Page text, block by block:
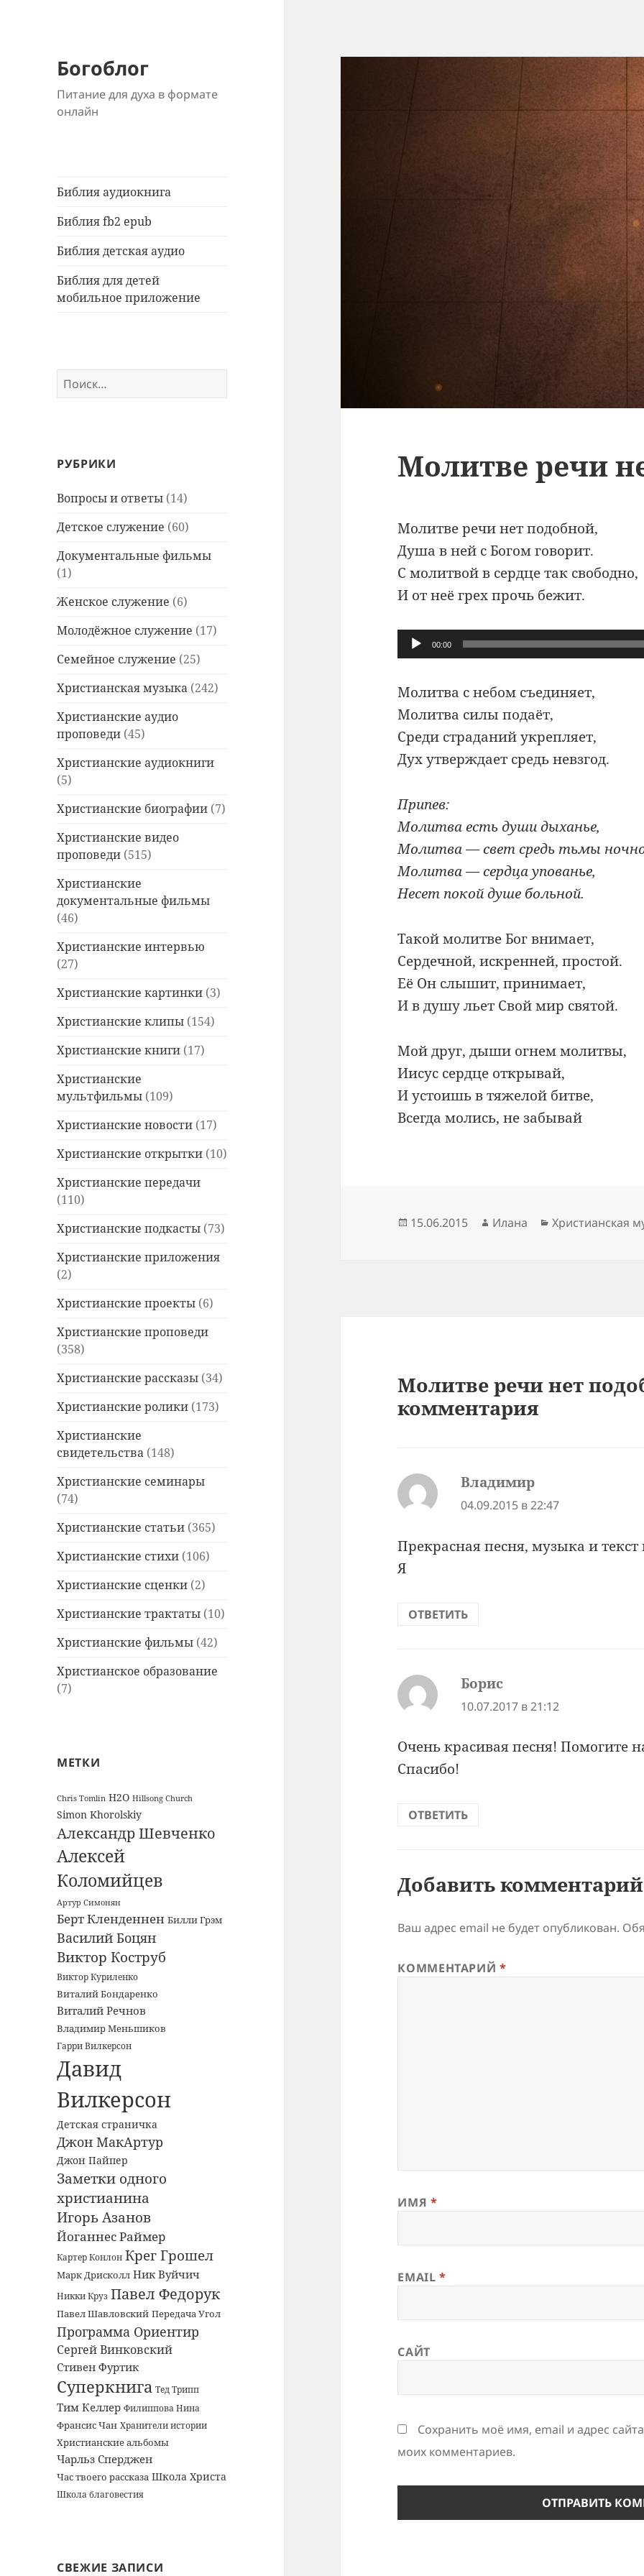
Богоблог
Питание для духа в формате
онлайн
Библия аудиокнига
Библия fb2 epub
Библия детская аудио
Библия для детей
мобильное приложение
Найти:
РУБРИКИ
Вопросы и ответы (14)
Детское служение (60)
Документальные фильмы
(1)
Женское служение (6)
Молодёжное служение (17)
Семейное служение (25)
Христианская музыка (242)
Христианские аудио
проповеди (45)
Христианские аудиокниги
(5)
Христианские биографии (7)
Христианские видео
проповеди (515)
Христианские
документальные фильмы
(46)
Христианские интервью
(27)
Христианские картинки (3)
Христианские клипы (154)
Христианские книги (17)
Христианские
мультфильмы (109)
Христианские новости (17)
Христианские открытки (10)
Христианские передачи
(110)
Христианские подкасты (73)
Христианские приложения
(2)
Христианские проекты (6)
Христианские проповеди
(358)
Христианские рассказы (34)
Христианские ролики (173)
Христианские
свидетельства (148)
Христианские семинары
(74)
Христианские статьи (365)
Христианские стихи (106)
Христианские сценки (2)
Христианские трактаты (10)
Христианские фильмы (42)
Христианское образование
(7)
МЕТКИ
Chris Tomlin H2O Hillsong Church
Simon Khorolskiy
Александр Шевченко
Алексей
Коломийцев
Артур Симонян
Берт Кленденнен Билли Грэм
Василий Боцян
Виктор Коструб
Виктор Куриленко
Виталий Бондаренко
Виталий Речнов
Владимир Меньшиков
Гарри Вилкерсон
Давид
Вилкерсон
Детская страничка
Джон МакАртур
Джон Пайпер
Заметки одного
христианина
Игорь Азанов
Йоганнес Раймер
Картер Конлон Крег Грошел
Марк Дрисколл Ник Вуйчич
Никки Круз Павел Федорук
Павел Шавловский Передача Угол
Программа Ориентир
Сергей Винковский
Стивен Фуртик
Суперкнига Тед Трипп
Тим Келлер Филиппова Нина
Франсис Чан Хранители истории
Христианские альбомы
Чарльз Сперджен
Час твоего рассказа Школа Христа
Школа благовестия
СВЕЖИЕ ЗАПИСИ
Молитве речи
Молитве речи нет подобной,
Душа в ней с Богом говорит.
С молитвой в сердце так свободно,
И от неё грех прочь бежит.
Аудиоплеер
00:00
Молитва с небом съединяет,
Молитва силы подаёт,
Среди страданий укрепляет,
Дух утверждает средь невзгод.
Припев:
Молитва есть души дыханье,
Молитва — свет средь тьмы
Молитва — сердца упованье,
Несет покой душе больной.
Такой молитве Бог внимает,
Сердечной, искренней, простой.
Её Он слышит, принимает,
И в душу льет Свой мир святой.
Мой друг, дыши огнем молитвы,
Иисус сердце открывай,
И устоишь в тяжелой битве,
Всегда молись, не забывай
Опубликовано
15.06.2015 Автор
Илана Рубрики
Христианская
Молитве речи нет
комментария
Владимир
04.09.2015 в 22:47
Прекрасная песня, музыка и текст
Я
ОТВЕТИТЬ
Борис
10.07.2017 в 21:12
Очень красивая песня! Помогите
Спасибо!
ОТВЕТИТЬ
Добавить комментарий
Ваш адрес email не будет опубликован.
КОММЕНТАРИЙ*
ИМЯ *
EMAIL*
САЙТ
Сохранить моё имя, email и адрес
моих комментариев.